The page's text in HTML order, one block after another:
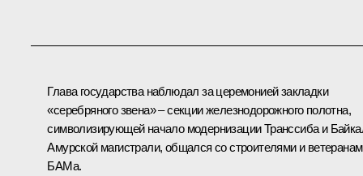
Глава государства наблюдал за церемонией закладки
«серебряного звена» – секции железнодорожного полотна,
символизирующей начало модернизации Транссиба и
Амурской магистрали, общался со строителями и
БАМа.